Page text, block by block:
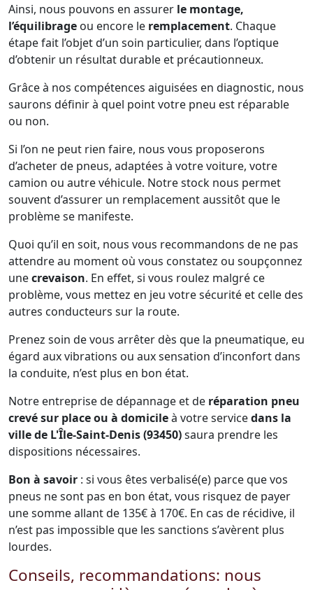
Ainsi, nous pouvons en assurer le montage,
l’équilibrage ou encore le remplacement. Chaque
étape fait l’objet d’un soin particulier, dans l’optique
d’obtenir un résultat durable et précautionneux.
Grâce à nos compétences aiguisées en diagnostic, nous
saurons définir à quel point votre pneu est réparable
ou non.
Si l’on ne peut rien faire, nous vous proposerons
d’acheter de pneus, adaptées à votre voiture, votre
camion ou autre véhicule. Notre stock nous permet
souvent d’assurer un remplacement aussitôt que le
problème se manifeste.
Quoi qu’il en soit, nous vous recommandons de ne pas
attendre au moment où vous constatez ou soupçonnez
unecrevaison. En effet, si vous roulez malgré ce
problème, vous mettez en jeu votre sécurité et celle des
autres conducteurs sur la route.
Prenez soin de vous arrêter dès que la pneumatique, eu
égard aux vibrations ou aux sensation d’inconfort dans
la conduite, n’est plus en bon état.
Notre entreprise de dépannage et de réparation pneu
crevé sur place ou à domicileà votre servicedans la
ville de L'Île-Saint-Denis (93450)saura prendre les
dispositions nécessaires.
Bon à savoir : si vous êtes verbalisé(e) parce que vos
pneus ne sont pas en bon état, vous risquez de payer
une somme allant de 135€ à 170€. En cas de récidive, il
n’est pas impossible que les sanctions s’avèrent plus
lourdes.
Conseils, recommandations: nous